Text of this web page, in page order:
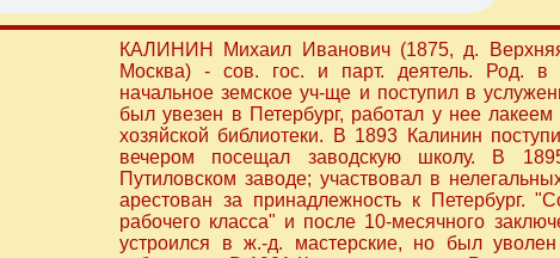
КАЛИНИН Михаил Иванович (1875, д.
Москва) - сов. гос. и парт. деятель. Род. в
начальное земское уч-ще и поступил в
был увезен в Петербург, работал у нее лакеем
хозяйской библиотеки. В 1893 Калинин
вечером посещал заводскую школу. В
Путиловском заводе; участвовал в
арестован за принадлежность к Петербург.
рабочего класса" и после 10-месячного
устроился в ж.-д. мастерские, но был